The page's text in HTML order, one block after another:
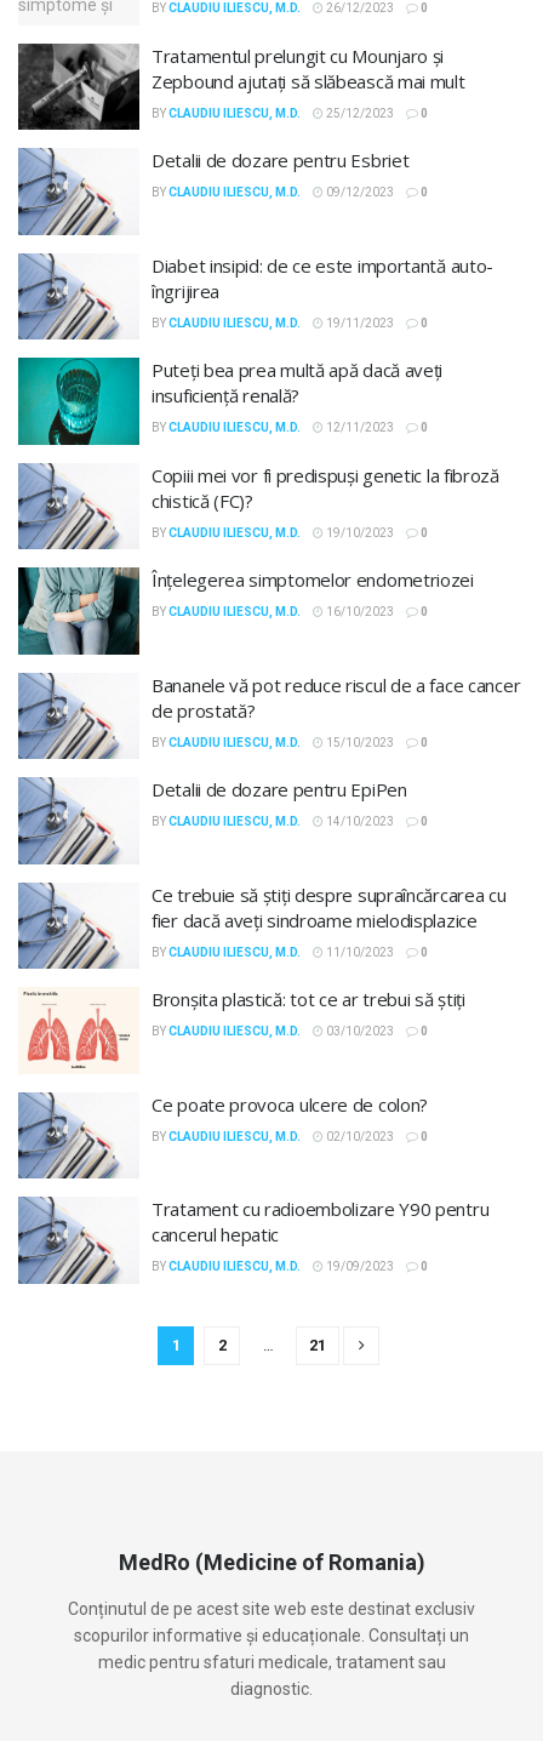
BYCLAUDIU ILIESCU, M.D. 26/12/2023 0
Tratamentul prelungit cu Mounjaro și
Zepbound ajutați să slăbească mai mult
BYCLAUDIU ILIESCU, M.D. 25/12/2023 0
Detalii de dozare pentru Esbriet
BYCLAUDIU ILIESCU, M.D. 09/12/2023 0
Diabet insipid: de ce este importantă auto-
îngrijirea
BYCLAUDIU ILIESCU, M.D. 19/11/2023 0
Puteți bea prea multă apă dacă aveți
insuficiență renală?
BYCLAUDIU ILIESCU, M.D. 12/11/2023 0
Copiii mei vor fi predispuși genetic la fibroză
chistică (FC)?
BYCLAUDIU ILIESCU, M.D. 19/10/2023 0
Înțelegerea simptomelor endometriozei
BYCLAUDIU ILIESCU, M.D. 16/10/2023 0
Bananele vă pot reduce riscul de a face cancer
de prostată?
BYCLAUDIU ILIESCU, M.D. 15/10/2023 0
Detalii de dozare pentru EpiPen
BYCLAUDIU ILIESCU, M.D. 14/10/2023 0
Ce trebuie să știți despre supraîncărcarea cu
fier dacă aveți sindroame mielodisplazice
BYCLAUDIU ILIESCU, M.D. 11/10/2023 0
Bronșita plastică: tot ce ar trebui să știți
BYCLAUDIU ILIESCU, M.D. 03/10/2023 0
Ce poate provoca ulcere de colon?
BYCLAUDIU ILIESCU, M.D. 02/10/2023 0
Tratament cu radioembolizare Y90 pentru
cancerul hepatic
BYCLAUDIU ILIESCU, M.D. 19/09/2023 0
1 2 21
MedRo (Medicine of Romania)
Conținutul de pe acest site web este destinat exclusiv
scopurilor informative și educaționale. Consultați un
medic pentru sfaturi medicale, tratament sau
diagnostic.